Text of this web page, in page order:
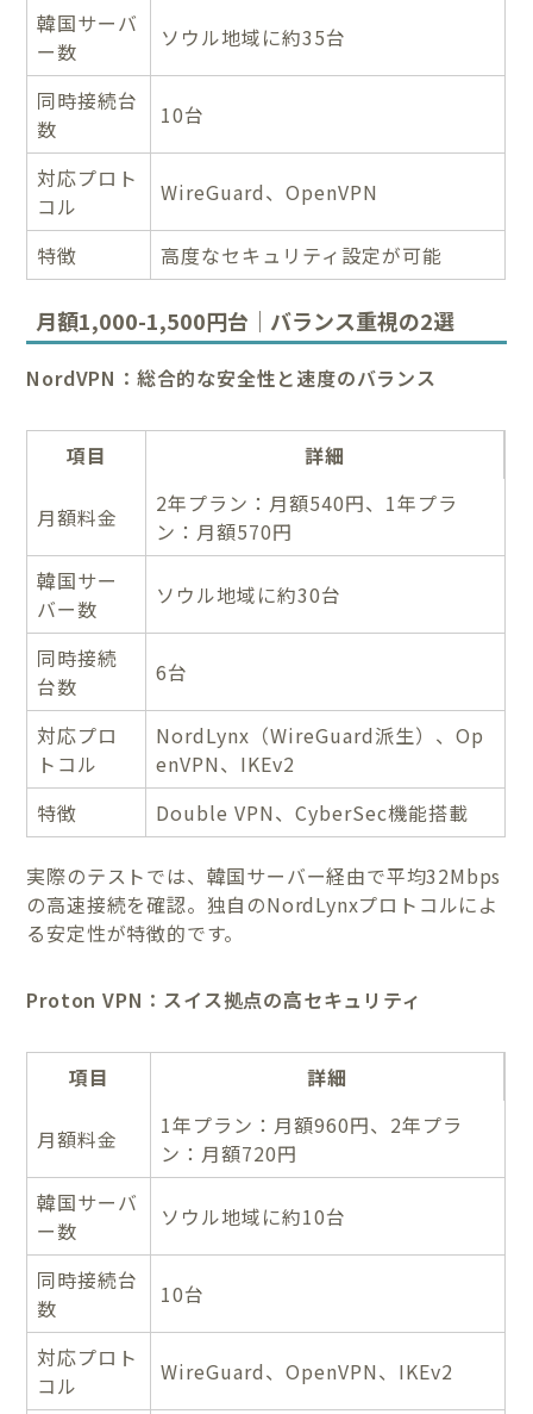
韓国サーバ
ー数
ソウル地域に約35台
同時接続台
数
10台
対応プロト
コル
WireGuard、OpenVPN
特徴 高度なセキュリティ設定が可能
月額1,000-1,500円台｜バランス重視の2選
NordVPN：総合的な安全性と速度のバランス
項目 詳細
月額料金
2年プラン：月額540円、1年プラ
ン：月額570円
韓国サー
バー数
ソウル地域に約30台
同時接続
台数
6台
対応プロ
トコル
NordLynx（WireGuard派生）、Op
enVPN、IKEv2
特徴
Double VPN、CyberSec機能搭載
実際のテストでは、韓国サーバー経由で平均32Mbps
の高速接続を確認。独自のNordLynxプロトコルによ
る安定性が特徴的です。
Proton VPN：スイス拠点の高セキュリティ
項目 詳細
月額料金
1年プラン：月額960円、2年プラ
ン：月額720円
韓国サーバ
ー数
ソウル地域に約10台
同時接続台
数
10台
対応プロト
コル
WireGuard、OpenVPN、IKEv2